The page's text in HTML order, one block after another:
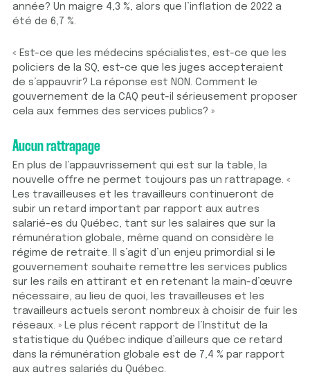
année? Un maigre 4,3 %, alors que l’inflation de 2022 a
été de 6,7 %.
« Est-ce que les médecins spécialistes, est-ce que les
policiers de la SQ, est-ce que les juges accepteraient
de s’appauvrir? La réponse est NON. Comment le
gouvernement de la CAQ peut-il sérieusement proposer
cela aux femmes des services publics? »
Aucun rattrapage
En plus de l’appauvrissement qui est sur la table, la
nouvelle offre ne permet toujours pas un rattrapage. «
Les travailleuses et les travailleurs continueront de
subir un retard important par rapport aux autres
salarié-es du Québec, tant sur les salaires que sur la
rémunération globale, même quand on considère le
régime de retraite. Il s’agit d’un enjeu primordial si le
gouvernement souhaite remettre les services publics
sur les rails en attirant et en retenant la main-d’œuvre
nécessaire, au lieu de quoi, les travailleuses et les
travailleurs actuels seront nombreux à choisir de fuir les
réseaux. » Le plus récent rapport de l’Institut de la
statistique du Québec indique d’ailleurs que ce retard
dans la rémunération globale est de 7,4 % par rapport
aux autres salariés du Québec.